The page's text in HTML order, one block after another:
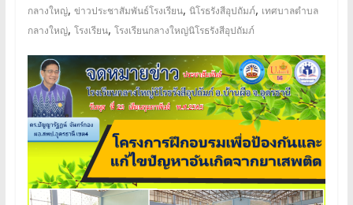
กลางใหญ่, ข่าวประชาสัมพันธ์โรงเรียน, นิโรธรังสีอุปถัมภ์, เทศบาลตำบล
กลางใหญ่, โรงเรียน, โรงเรียนกลางใหญ่นิโรธรังสีอุปถัมภ์